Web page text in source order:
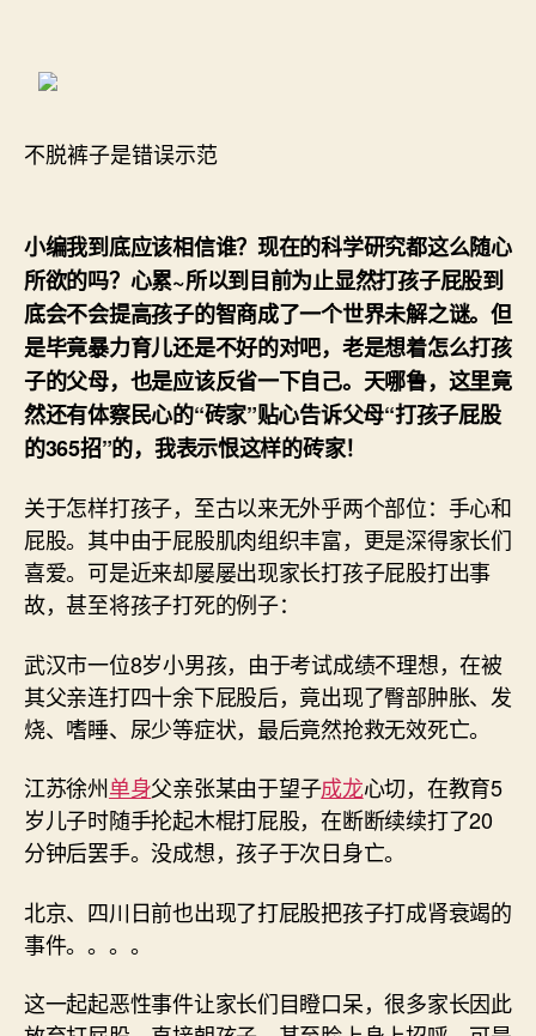
不脱裤子是错误示范
小编我到底应该相信谁？现在的科学研究都这么随心
所欲的吗？心累~所以到目前为止显然打孩子屁股到
底会不会提高孩子的智商成了一个世界未解之谜。但
是毕竟暴力育儿还是不好的对吧，老是想着怎么打孩
子的父母，也是应该反省一下自己。天哪鲁，这里竟
然还有体察民心的“砖家”贴心告诉父母“打孩子屁股
的365招”的，我表示恨这样的砖家！
关于怎样打孩子，至古以来无外乎两个部位：手心和
屁股。其中由于屁股肌肉组织丰富，更是深得家长们
喜爱。可是近来却屡屡出现家长打孩子屁股打出事
故，甚至将孩子打死的例子：
武汉市一位8岁小男孩，由于考试成绩不理想，在被
其父亲连打四十余下屁股后，竟出现了臀部肿胀、发
烧、嗜睡、尿少等症状，最后竟然抢救无效死亡。
江苏徐州单身父亲张某由于望子成龙心切，在教育5
岁儿子时随手抡起木棍打屁股，在断断续续打了20
分钟后罢手。没成想，孩子于次日身亡。
北京、四川日前也出现了打屁股把孩子打成肾衰竭的
事件。。。。
这一起起恶性事件让家长们目瞪口呆，很多家长因此